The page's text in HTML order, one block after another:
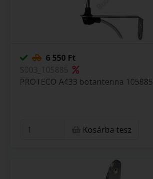
6 550 Ft
PROTECO A433 botantenna 105885
Kosárba tesz